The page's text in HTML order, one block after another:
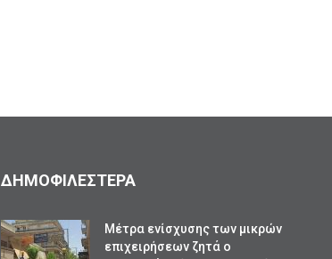
ΔΗΜΟΦΙΛΕΣΤΕΡΑ
Mέτρα ενίσχυσης των μικρών
επιχειρήσεων ζητά ο